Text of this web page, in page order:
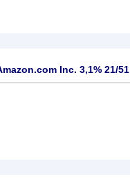
Inc. 3,1% 21/51